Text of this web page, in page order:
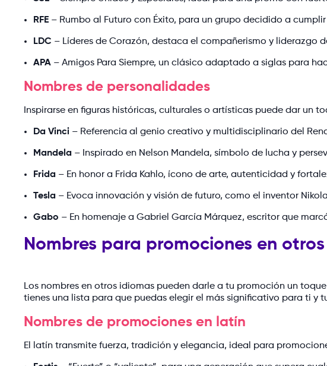
RFE – Rumbo al Futuro con Éxito, para un grupo decidido a cumplir
LDC – Líderes de Corazón, destaca el compañerismo y liderazgo
APA – Amigos Para Siempre, un clásico adaptado a siglas para
Nombres de personalidades
Inspirarse en figuras históricas, culturales o artísticas puede dar un
Da Vinci – Referencia al genio creativo y multidisciplinario del
Mandela – Inspirado en Nelson Mandela, símbolo de lucha y
Frida – En honor a Frida Kahlo, ícono de arte, autenticidad y
Tesla – Evoca innovación y visión de futuro, como el inventor
Gabo – En homenaje a Gabriel García Márquez, escritor que
Nombres para promociones en
Los nombres en otros idiomas pueden darle a tu promoción un
tienes una lista para que puedas elegir el más significativo para ti y
Nombres de promociones en latín
El latín transmite fuerza, tradición y elegancia, ideal para